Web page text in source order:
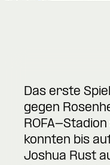
Das erste
gegen
ROFA-
konnten bis
Joshua Rust